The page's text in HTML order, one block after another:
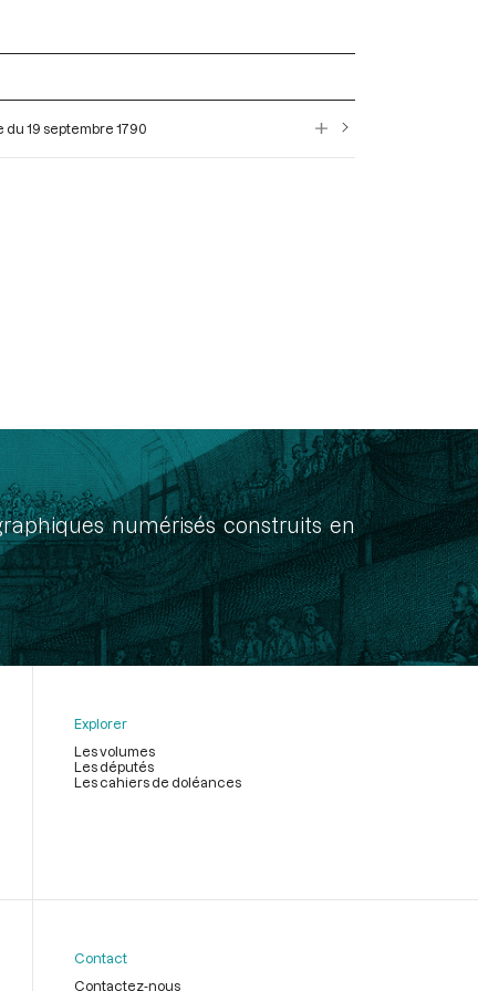
19 septembre 1790
numérisés construits en
Explorer
Les volumes
Les députés
Les cahiers de doléances
Contact
Contactez-nous